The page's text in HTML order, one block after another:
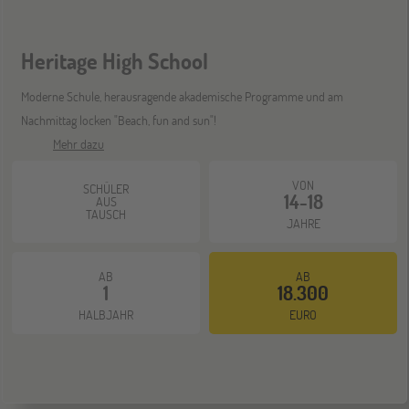
26 Mannheim
Jugendbildungsmesse JuBi
Schüleraustausch-Infoabend (Nordamerika)
Jugendbildungsmesse JuBi
Heritage High School
Moderne Schule, herausragende akademische Programme und am
Nachmittag locken "Beach, fun and sun"!
Mehr dazu
SCHÜLER
AUS
TAUSCH
VON
14-18
JAHRE
AB
1
HALBJAHR
AB
18.300
EURO